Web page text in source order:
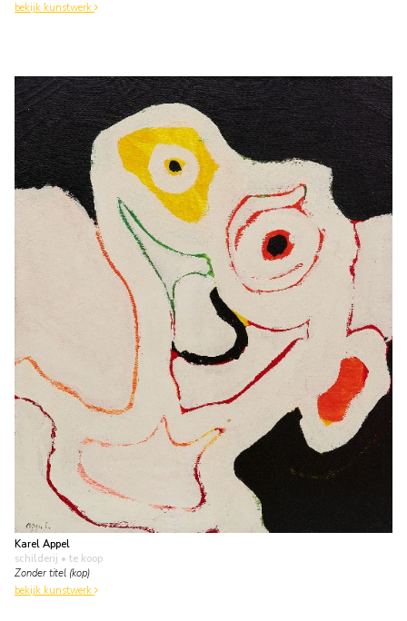
bekijk kunstwerk
Karel Appel
schilderij • te koop
Zonder titel (kop)
bekijk kunstwerk